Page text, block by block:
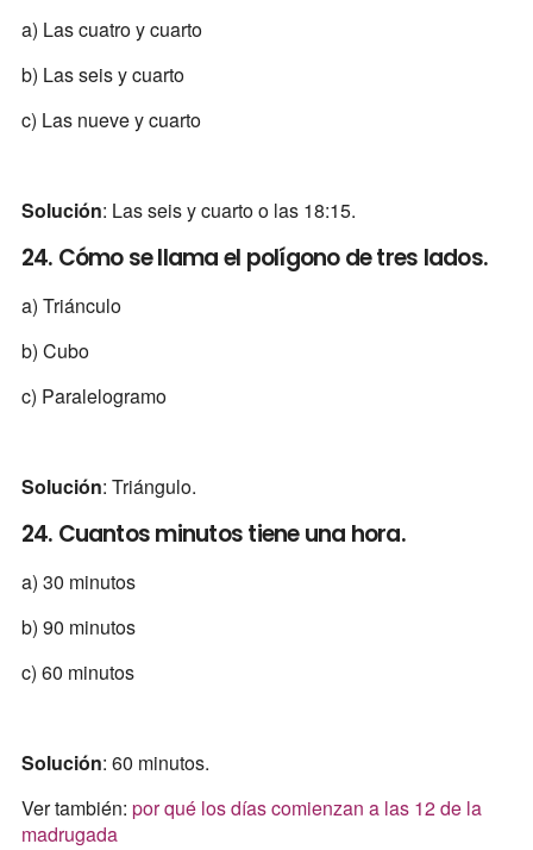
a) Las cuatro y cuarto
b) Las seis y cuarto
c) Las nueve y cuarto
Solución: Las seis y cuarto o las 18:15.
24. Cómo se llama el polígono de tres lados.
a) Triánculo
b) Cubo
c) Paralelogramo
Solución: Triángulo.
24. Cuantos minutos tiene una hora.
a) 30 minutos
b) 90 minutos
c) 60 minutos
Solución: 60 minutos.
Ver también: por qué los días comienzan a las 12 de la
madrugada